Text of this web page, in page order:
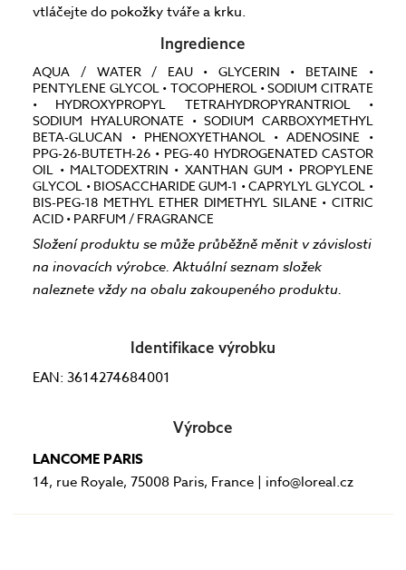
vtláčejte do pokožky tváře a krku.
Ingredience
AQUA / WATER / EAU • GLYCERIN • BETAINE •
PENTYLENE GLYCOL • TOCOPHEROL • SODIUM CITRATE
• HYDROXYPROPYL TETRAHYDROPYRANTRIOL •
SODIUM HYALURONATE • SODIUM CARBOXYMETHYL
BETA-GLUCAN • PHENOXYETHANOL • ADENOSINE •
PPG-26-BUTETH-26 • PEG-40 HYDROGENATED CASTOR
OIL • MALTODEXTRIN • XANTHAN GUM • PROPYLENE
GLYCOL • BIOSACCHARIDE GUM-1 • CAPRYLYL GLYCOL •
BIS-PEG-18 METHYL ETHER DIMETHYL SILANE • CITRIC
ACID • PARFUM / FRAGRANCE
Složení produktu se může průběžně měnit v závislosti
na inovacích výrobce. Aktuální seznam složek
naleznete vždy na obalu zakoupeného produktu.
Identifikace výrobku
EAN: 3614274684001
Výrobce
LANCOME PARIS
14, rue Royale, 75008 Paris, France | info@loreal.cz